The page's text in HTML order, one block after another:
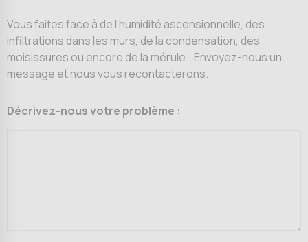
Vous faites face à de l’humidité ascensionnelle, des
infiltrations dans les murs, de la condensation, des
moisissures ou encore de la mérule… Envoyez-nous un
message et nous vous recontacterons.
Décrivez-nous votre problème :